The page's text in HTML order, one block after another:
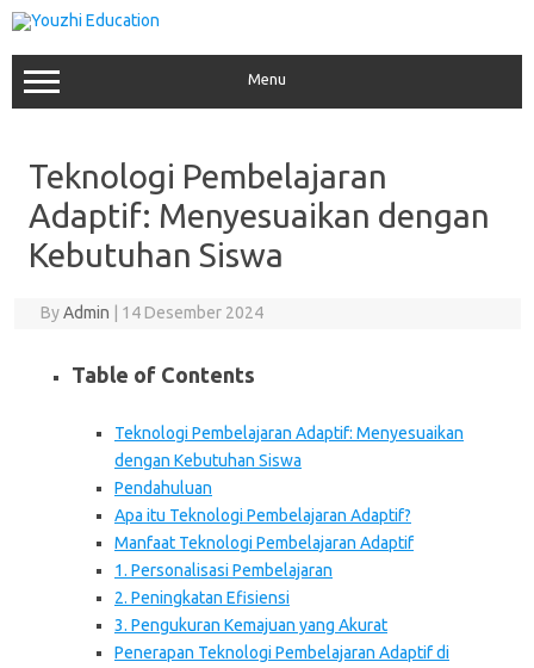
Skip
to
content
Menu
Teknologi Pembelajaran
Adaptif: Menyesuaikan dengan
Kebutuhan Siswa
ByAdmin 14 Desember 2024
Table of Contents
Teknologi Pembelajaran Adaptif: Menyesuaikan
dengan Kebutuhan Siswa
Pendahuluan
Apa itu Teknologi Pembelajaran Adaptif?
Manfaat Teknologi Pembelajaran Adaptif
1. Personalisasi Pembelajaran
2. Peningkatan Efisiensi
3. Pengukuran Kemajuan yang Akurat
Penerapan Teknologi Pembelajaran Adaptif di